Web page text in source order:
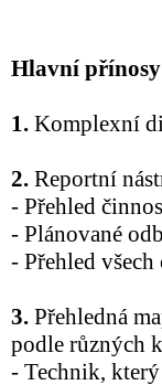
Hlavní přínosy
1. Komplexní
2. Reportní
- Přehled
- Plánované
- Přehled
3. Přehledná
podle různých
- Technik,